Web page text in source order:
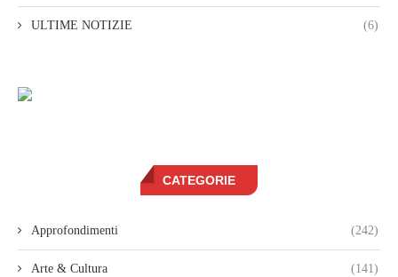
ULTIME NOTIZIE (6)
CATEGORIE
Approfondimenti (242)
Arte & Cultura (141)